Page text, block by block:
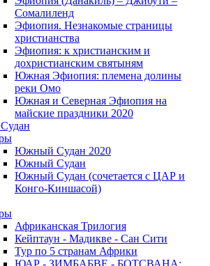
Cомалиленд
Эфиопия. Незнакомые страницы
христианства
Эфиопия: к христианским и
дохристианским святыням
Южная Эфиопия: племена долины
реки Омо
Южная и Северная Эфиопия на
майские праздники 2020
Южный Cудан 2020
Южный Cудан
Южный Судан (сочетается с ЦАР и
Конго-Киншасой)
Африканская Трилогия
Кейптаун - Мадикве - Сан Сити
Тур по 5 странам Африки
ЮАР - ЗИМБАБВЕ - БОТСВАНА: